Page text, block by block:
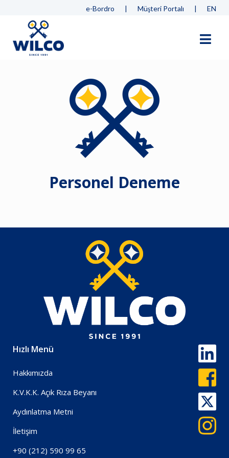
e-Bordro | Müşteri Portalı | EN
Personel Deneme
Hızlı Menü
Hakkımızda
K.V.K.K. Açık Rıza Beyanı
Aydınlatma Metni
İletişim
+90 (212) 590 99 65